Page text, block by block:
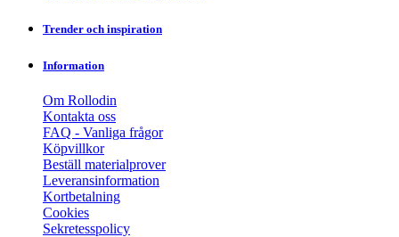
Trender och inspiration
Information
Om Rollodin
Kontakta oss
FAQ - Vanliga frågor
Köpvillkor
Beställ materialprover
Leveransinformation
Kortbetalning
Cookies
Sekretesspolicy